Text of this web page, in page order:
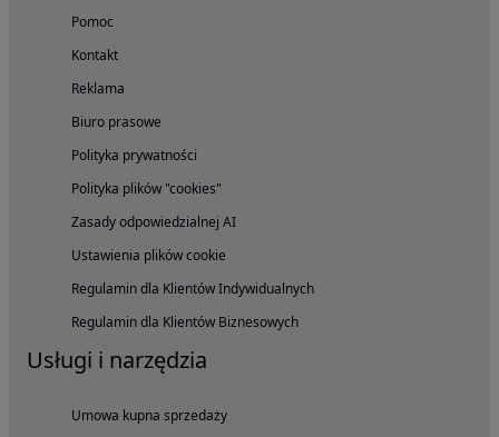
Pomoc
Kontakt
Reklama
Biuro prasowe
Polityka prywatności
Polityka plików "cookies"
Zasady odpowiedzialnej AI
Ustawienia plików cookie
Regulamin dla Klientów Indywidualnych
Regulamin dla Klientów Biznesowych
Usługi i narzędzia
Umowa kupna sprzedaży